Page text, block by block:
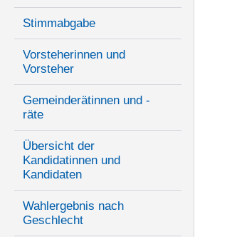
Stimmabgabe
Vorsteherinnen und
Vorsteher
Gemeinderätinnen und -
räte
Übersicht der
Kandidatinnen und
Kandidaten
Wahlergebnis nach
Geschlecht